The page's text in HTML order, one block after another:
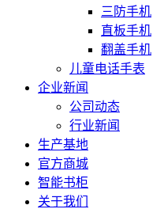
三防手机
直板手机
翻盖手机
儿童电话手表
企业新闻
公司动态
行业新闻
生产基地
官方商城
智能书柜
关于我们